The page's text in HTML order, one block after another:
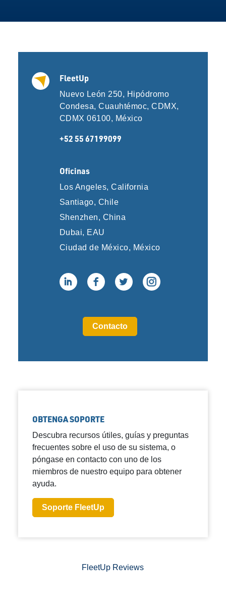
FleetUp
Nuevo León 250, Hipódromo
Condesa, Cuauhtémoc, CDMX,
CDMX 06100, México
+52 55 67199099
Oficinas
Los Angeles, California
Santiago, Chile
Shenzhen, China
Dubai, EAU
Ciudad de México, México
Contacto
OBTENGA SOPORTE
Descubra recursos útiles, guías y preguntas
frecuentes sobre el uso de su sistema, o
póngase en contacto con uno de los
miembros de nuestro equipo para obtener
ayuda.
Soporte FleetUp
FleetUp Reviews